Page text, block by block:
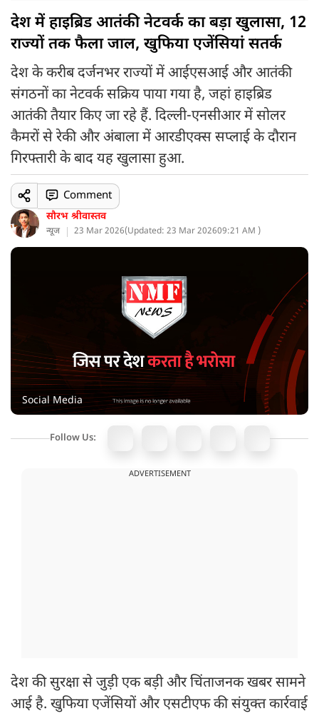
देश में हाइब्रिड आतंकी नेटवर्क का बड़ा खुलासा, 12
राज्यों तक फैला जाल, खुफिया एजेंसियां सतर्क
देश के करीब दर्जनभर राज्यों में आईएसआई और आतंकी
संगठनों का नेटवर्क सक्रिय पाया गया है, जहां हाइब्रिड
आतंकी तैयार किए जा रहे हैं. दिल्ली-एनसीआर में सोलर
कैमरों से रेकी और अंबाला में आरडीएक्स सप्लाई के दौरान
गिरफ्तारी के बाद यह खुलासा हुआ.
सौरभ श्रीवास्तव
न्यूज 23 Mar 2026(Updated: 23 Mar 202609:21 AM )
Comment
Social Media
Follow Us:
ADVERTISEMENT
देश की सुरक्षा से जुड़ी एक बड़ी और चिंताजनक खबर सामने
आई है. खुफिया एजेंसियों और एसटीएफ की संयुक्त कार्रवाई